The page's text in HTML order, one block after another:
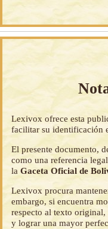
Lexivox ofrece esta
facilitar su identificación
El presente documento,
como una referencia
laGaceta Oficial de
Lexivox procura
embargo, si encuentra
respecto al texto
y lograr una mayor